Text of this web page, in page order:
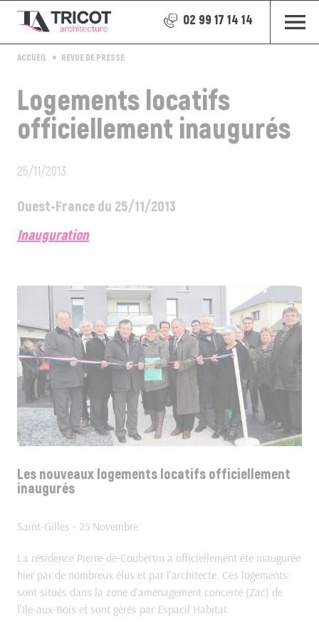
02 99 17 14 14
ACCUEIL REVUE DE PRESSE
Logements locatifs
officiellement inaugurés
25/11/2013
Ouest-France du 25/11/2013
Inauguration
Les nouveaux logements locatifs officiellement
inaugurés
Saint-Gilles - 25 Novembre
La résidence Pierre-de-Coubertin a officiellement été inaugurée
hier par de nombreux élus et par l'architecte. Ces logements
sont situés dans la zone d'aménagement concerté (Zac) de
l'Ile-aux-Bois et sont gérés par Espacil Habitat.